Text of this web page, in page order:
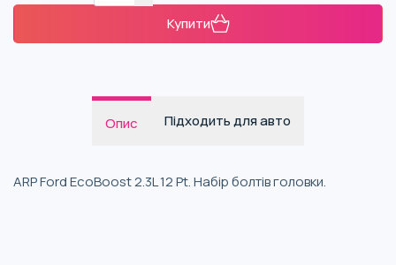
Купити
Опис Підходить для авто
ARP Ford EcoBoost 2.3L 12 Pt. Набір болтів головки.